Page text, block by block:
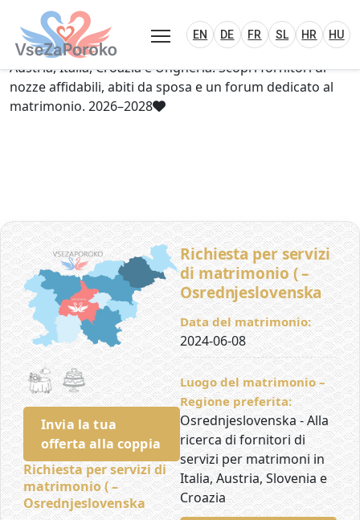
VseZaPoroko.net – Wedding Planning
Plan Your Wedding in Slovenia, Austria, Italy,
DEHR HU
VseZaPoroko – portale per l’organizzazione di
matrimoni locali e destination wedding in Slovenia,
Austria, Italia, Croazia e Ungheria. Scopri fornitori di
nozze affidabili, abiti da sposa e un forum dedicato al
matrimonio. 2026–2028
EN DE FR SL HR HU
Invia la tua
offerta alla coppia
Richiesta per servizi di
matrimonio ( –
Osrednjeslovenska
Richiesta per servizi
di matrimonio ( –
Osrednjeslovenska
Data del matrimonio:
2024-06-08
Luogo del matrimonio –
Regione preferita:
Osrednjeslovenska - Alla
ricerca di fornitori di
servizi per matrimoni in
Italia, Austria, Slovenia e
Croazia